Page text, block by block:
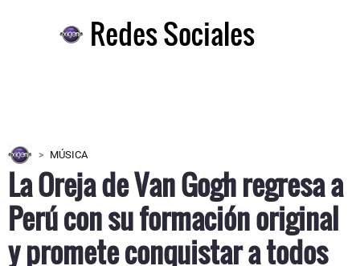
Redes Sociales
MÚSICA
La Oreja de Van Gogh regresa a
Perú con su formación original
y promete conquistar a todos